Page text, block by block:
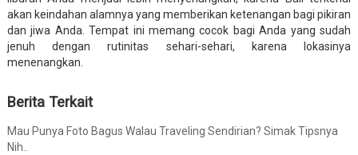
akan keindahan alamnya yang memberikan ketenangan bagi pikiran
dan jiwa Anda. Tempat ini memang cocok bagi Anda yang sudah
jenuh dengan rutinitas sehari-sehari, karena lokasinya
menenangkan.
Berita Terkait
Mau Punya Foto Bagus Walau Traveling Sendirian? Simak Tipsnya
Nih..